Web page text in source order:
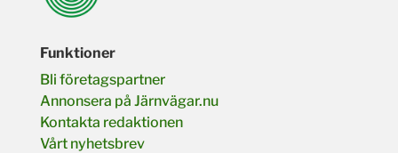
Funktioner
Bli företagspartner
Annonsera på Järnvägar.nu
Kontakta redaktionen
Vårt nyhetsbrev